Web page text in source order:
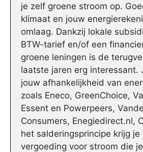
je zelf groene stroom op.
klimaat en jouw
omlaag. Dankzij lokale
BTW-tarief en/of een
groene leningen is de
laatste jaren erg interessant.
jouw afhankelijkheid van
zoals Eneco, GreenChoice,
Essent en Powerpeers,
Consumers, Enegiedirect.nl,
het salderingsprincipe krijg je
vergoeding voor stroom die